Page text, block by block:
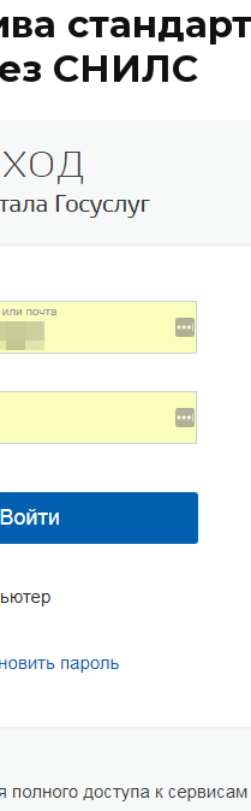
СНИЛС